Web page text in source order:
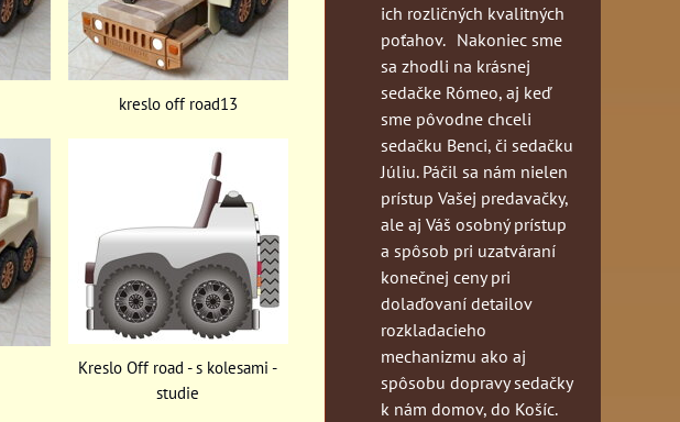
kreslo off road13
Kreslo Off road - s kolesami -
studie
ich rozličných kvalitných
poťahov. Nakoniec sme
sa zhodli na krásnej
sedačke Rómeo, aj keď
sme pôvodne chceli
sedačku Benci, či sedačku
Júliu. Páčil sa nám nielen
prístup Vašej predavačky,
ale aj Váš osobný prístup
a spôsob pri uzatváraní
konečnej ceny pri
dolaďovaní detailov
rozkladacieho
mechanizmu ako aj
spôsobu dopravy sedačky
k nám domov, do Košíc.